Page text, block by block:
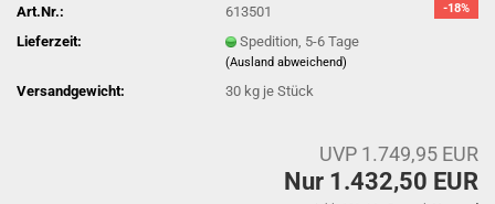
-18%
Art.Nr.:
613501
Lieferzeit:
Spedition, 5-6 Tage
(Ausland abweichend)
Versandgewicht: 30 kg je Stück
UVP 1.749,95 EUR
Nur 1.432,50 EUR